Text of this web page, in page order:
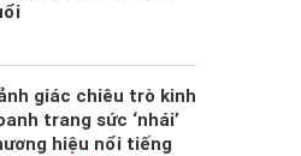
giác chiêu trò kinh
trang sức ‘nhái’
hiệu nổi tiếng